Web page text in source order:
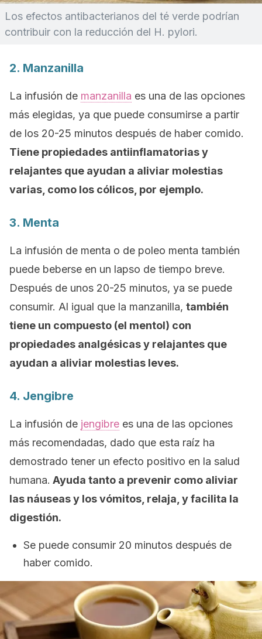
Los efectos antibacterianos del té verde podrían
contribuir con la reducción del H. pylori.
2. Manzanilla
La infusión de manzanilla es una de las opciones
más elegidas, ya que puede consumirse a partir
de los 20-25 minutos después de haber comido.
Tiene propiedades antiinflamatorias y
relajantes que ayudan a aliviar molestias
varias, como los cólicos, por ejemplo.
3. Menta
La infusión de menta o de poleo menta también
puede beberse en un lapso de tiempo breve.
Después de unos 20-25 minutos, ya se puede
consumir. Al igual que la manzanilla, también
tiene un compuesto (el mentol) con
propiedades analgésicas y relajantes que
ayudan a aliviar molestias leves.
4. Jengibre
La infusión de jengibre es una de las opciones
más recomendadas, dado que esta raíz ha
demostrado tener un efecto positivo en la salud
humana. Ayuda tanto a prevenir como aliviar
las náuseas y los vómitos, relaja, y facilita la
digestión.
Se puede consumir 20 minutos después de
haber comido.